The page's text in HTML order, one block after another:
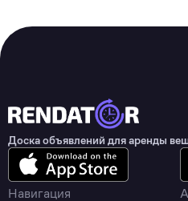
Доска объявлений для аренды
Навигация